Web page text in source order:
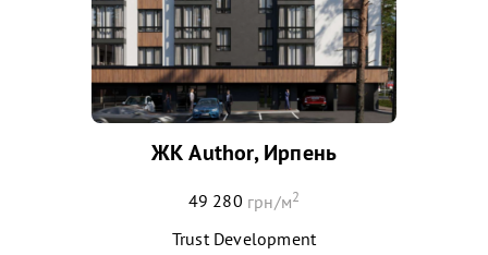
ЖК Author, Ирпень
49 280 грн/м2
Trust Development